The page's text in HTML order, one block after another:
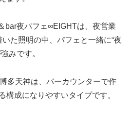
bar夜パフェ∞EIGHTは、夜営業
いた照明の中、パフェと一緒に“夜
みです。
多天神は、バーカウンターで作
構成になりやすいタイプです。